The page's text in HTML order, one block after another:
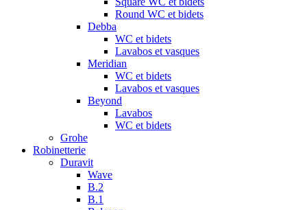
Round WC et bidets
Debba
WC et bidets
Lavabos et vasques
Meridian
WC et bidets
Lavabos et vasques
Beyond
Lavabos
WC et bidets
Grohe
Robinetterie
Duravit
Wave
B.2
B.1